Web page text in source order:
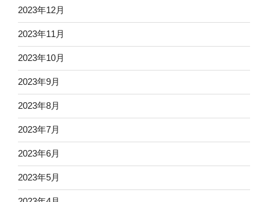
2023年12月
2023年11月
2023年10月
2023年9月
2023年8月
2023年7月
2023年6月
2023年5月